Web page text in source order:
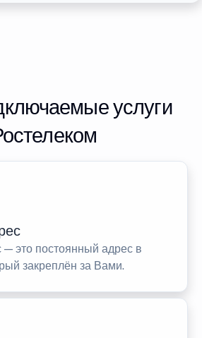
услуги
это постоянный адрес в
закреплён за Вами.